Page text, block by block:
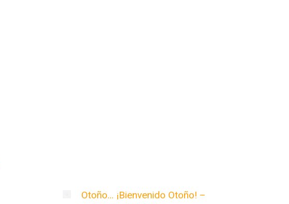
Otoño… ¡Bienvenido Otoño! –